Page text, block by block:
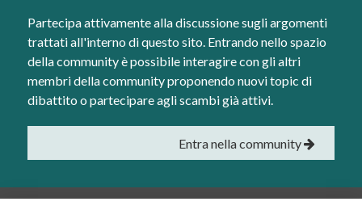
Partecipa attivamente alla discussione sugli argomenti
trattati all'interno di questo sito. Entrando nello spazio
della community è possibile interagire con gli altri
membri della community proponendo nuovi topic di
dibattito o partecipare agli scambi già attivi.
Entra nella community